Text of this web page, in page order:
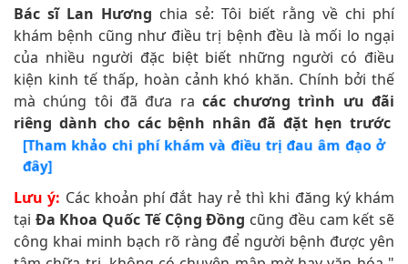
Bác sĩ Lan Hương chia sẻ: Tôi biết rằng về chi phí
khám bệnh cũng như điều trị bệnh đều là mối lo ngại
của nhiều người đặc biệt biết những người có điều
kiện kinh tế thấp, hoàn cảnh khó khăn. Chính bởi thế
mà chúng tôi đã đưa ra các chương trình ưu đãi
riêng dành cho các bệnh nhân đã đặt hẹn trước
[Tham khảo chi phí khám và điều trị đau âm đạo ở
đây]
Lưu ý: Các khoản phí đắt hay rẻ thì khi đăng ký khám
tại Đa Khoa Quốc Tế Cộng Đồng cũng đều cam kết sẽ
công khai minh bạch rõ ràng để người bệnh được yên